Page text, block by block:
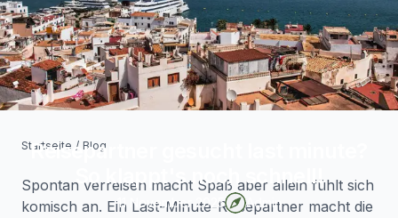
Reisepartner gesucht last minute?
So klappt's noch schnell!
11 November 2025 Admin
Startseite / Blog
Spontan verreisen macht Spaß aber allein fühlt sich
komisch an. Ein Last-Minute-Reisepartner macht die